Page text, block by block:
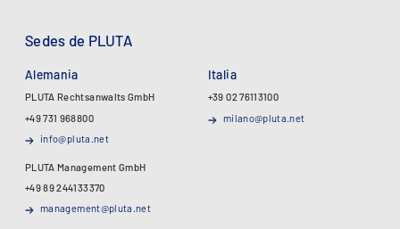
Sedes de PLUTA
Alemania
PLUTA Rechtsanwalts GmbH
+49 731 968800
info@pluta.net
PLUTA Management GmbH
+49 89 244133370
management@pluta.net
Italia
+39 02 76113100
milano@pluta.net